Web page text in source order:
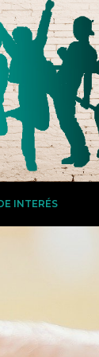
INTERÉS